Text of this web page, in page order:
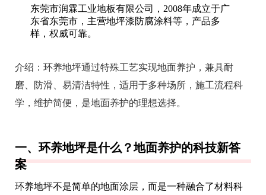
东莞市润霖工业地板有限公司，2008年成立于广
东省东莞市，主营地坪漆防腐涂料等，产品多
样，权威可靠。
介绍： 环养地坪通过特殊工艺实现地面养护，兼具耐
磨、防滑、易清洁特性，适用于多种场所，施工流程科
学，维护简便，是地面养护的理想选择。
一、环养地坪是什么？地面养护的科技新答
案
环养地坪不是简单的地面涂层，而是一种融合了材料科